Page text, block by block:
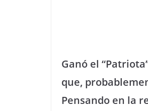
Ganó el
que,
Pensando en la